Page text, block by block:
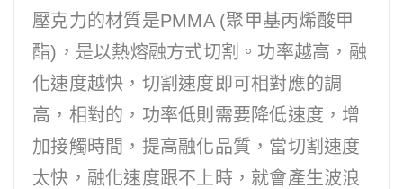
壓克力的材質是PMMA (聚甲基丙烯酸甲
酯)，是以熱熔融方式切割。功率越高，融
化速度越快，切割速度即可相對應的調
高，相對的，功率低則需要降低速度，增
加接觸時間，提高融化品質，當切割速度
太快，融化速度跟不上時，就會產生波浪